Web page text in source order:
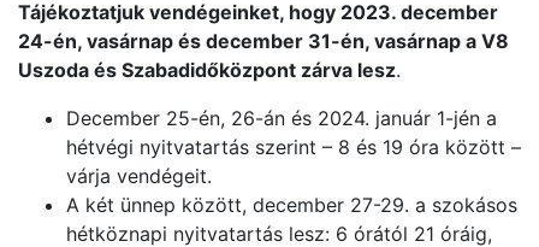
Tájékoztatjuk vendégeinket, hogy 2023. december
24-én, vasárnap és december 31-én, vasárnap a V8
Uszoda és Szabadidőközpont zárva lesz.
December 25-én, 26-án és 2024. január 1-jén a
hétvégi nyitvatartás szerint – 8 és 19 óra között –
várja vendégeit.
A két ünnep között, december 27-29. a szokásos
hétköznapi nyitvatartás lesz: 6 órától 21 óráig,